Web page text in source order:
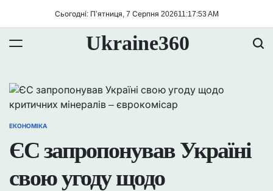
Сьогодні: П’ятниця, 7 Серпня 202611 :17:53 AM
Ukraine360
ОПУБЛІКУВАТИ
ЕКОНОМІКА
ЄС запропонував Україні
свою угоду щодо